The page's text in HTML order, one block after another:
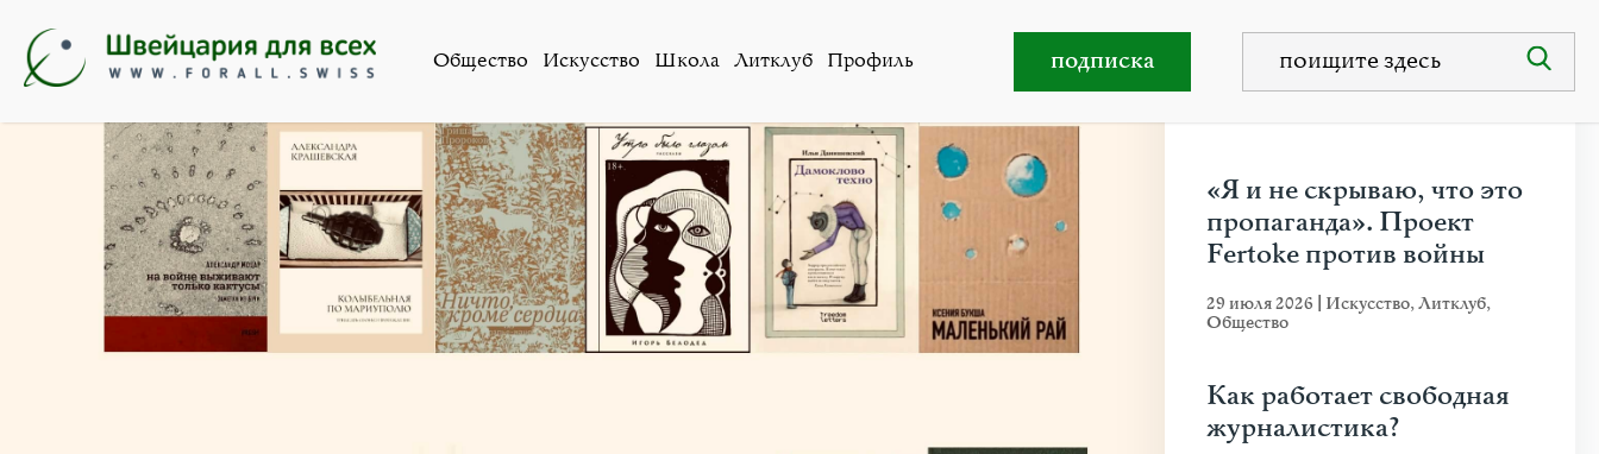
Общество Искусство Школа Литклуб Профиль подписка
Номинанты премии «Дар»: документальность, память, война
«Я и не скрываю, что это
пропаганда». Проект
Fertoke против войны
29 июля 2026 Искусство,Литклуб,
Общество
Как работает свободная
журналистика?